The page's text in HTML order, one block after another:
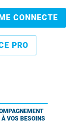
CONNECTE
PRO
VOS BESOINS